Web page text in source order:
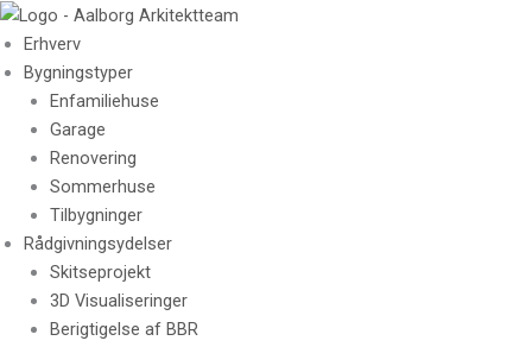
Skip
to
content
Erhverv
Bygningstyper
Enfamiliehuse
Garage
Renovering
Sommerhuse
Tilbygninger
Rådgivningsydelser
Skitseprojekt
3D Visualiseringer
Berigtigelse af BBR